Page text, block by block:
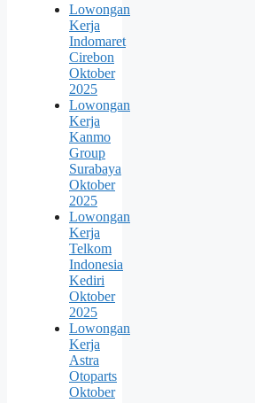
Lowongan
Kerja
Indomaret
Cirebon
Oktober
2025
Lowongan
Kerja
Kanmo
Group
Surabaya
Oktober
2025
Lowongan
Kerja
Telkom
Indonesia
Kediri
Oktober
2025
Lowongan
Kerja
Astra
Otoparts
Oktober